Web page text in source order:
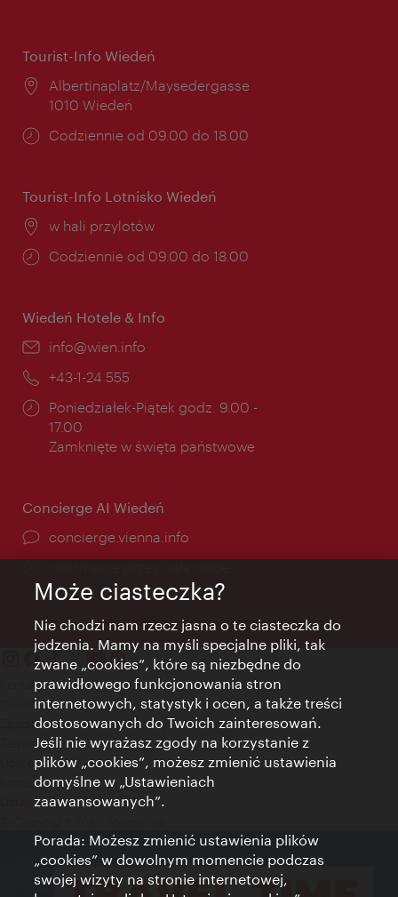
Tourist-Info Wiedeń
Miejsce:
Albertinaplatz/Maysedergasse
1010 Wiedeń
Godziny
Codziennie od 09.00 do 18.00
Tourist-Info Lotnisko Wiedeń
Miejsce:
w hali przylotów
Godziny
Codziennie od 09.00 do 18.00
Wiedeń Hotele & Info
E-
info@wien.info
Telefon:
+43-1-24 555
Godziny
otwarcia:
Poniedziałek-Piątek godz. 9.00 -
17.00
Zamknięte w święta państwowe
Concierge AI Wiedeń
concierge.vienna.info
Kontakt
Credits
Zgoda na przetwarzanie danych osobowych
Terms of Use
Dostępność
Kontakt prasowy
Ustawienia cookies
Może ciasteczka?
Nie chodzi nam rzecz jasna o te ciasteczka do
jedzenia. Mamy na myśli specjalne pliki, tak
zwane „cookies”, które są niezbędne do
prawidłowego funkcjonowania stron
internetowych, statystyk i ocen, a także treści
dostosowanych do Twoich zainteresowań.
Jeśli nie wyrażasz zgody na korzystanie z
plików „cookies”, możesz zmienić ustawienia
domyślne w „Ustawieniach
zaawansowanych”.
Porada: Możesz zmienić ustawienia plików
„cookies” w dowolnym momencie podczas
swojej wizyty na stronie internetowej,